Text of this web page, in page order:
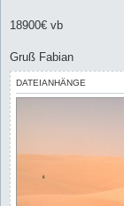
18900€ vb
Gruß Fabian
DATEIANHÄNGE